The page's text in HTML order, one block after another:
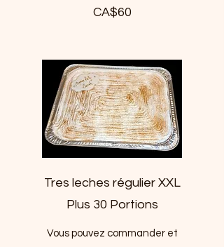
CA$60
Tres leches régulier XXL
Plus 30 Portions
Vous pouvez commander et